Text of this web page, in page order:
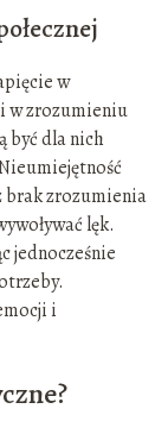
w
w zrozumieniu
być dla nich
brak zrozumienia
lęk.
jednocześnie
i